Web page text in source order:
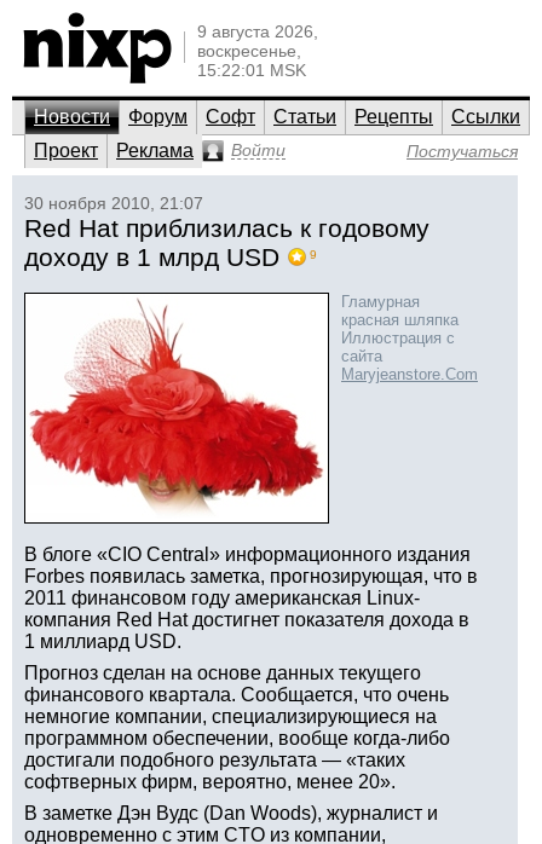
9 августа 2026,
воскресенье,
15:22:01 MSK
Новости Форум Софт Статьи Рецепты
Ссылки
Проект
Реклама Войти Постучаться
30 ноября 2010, 21:07
Red Hat приблизилась к годовому
доходу в 1 млрд USD
9
Гламурная
красная шляпка
Иллюстрация с
сайта
Maryjeanstore.Com
В блоге «CIO Central» информационного издания
Forbes появилась заметка, прогнозирующая, что в
2011 финансовом году американская Linux-
компания Red Hat достигнет показателя дохода в
1 миллиард USD.
Прогноз сделан на основе данных текущего
финансового квартала. Сообщается, что очень
немногие компании, специализирующиеся на
программном обеспечении, вообще когда-либо
достигали подобного результата — «таких
софтверных фирм, вероятно, менее 20».
В заметке Дэн Вудс (Dan Woods), журналист и
одновременно с этим CTO из компании,